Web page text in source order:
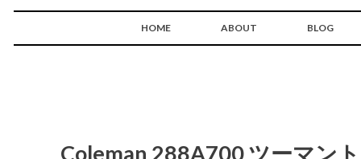
HOME ABOUT BLOG
Coleman 288A700 ツーマン